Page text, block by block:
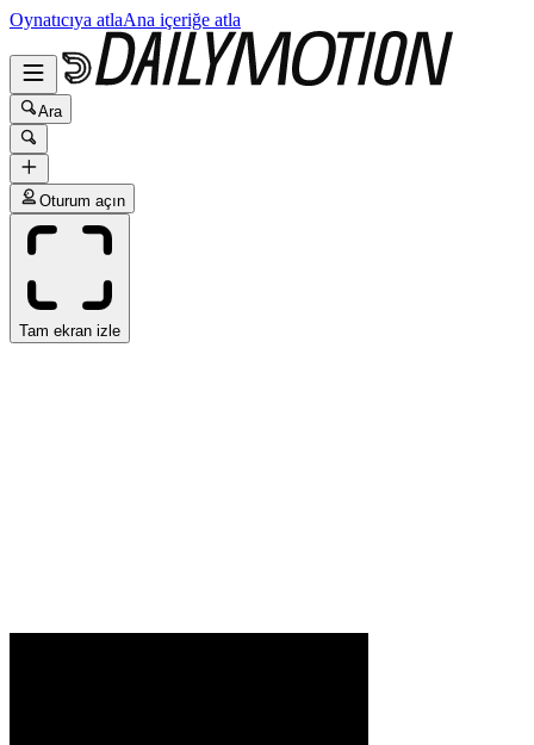
Oynatıcıya atlaAna içeriğe atla
Ara
Oturum açın
Tam ekran izle